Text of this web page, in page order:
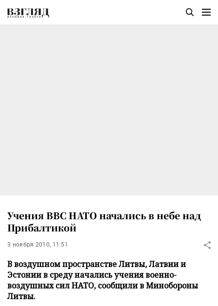
Учения ВВС НАТО начались в небе над
Прибалтикой
3 ноября 2010, 11:51
В воздушном пространстве Литвы, Латвии и
Эстонии в среду начались учения военно-
воздушных сил НАТО, сообщили в Минобороны
Литвы.